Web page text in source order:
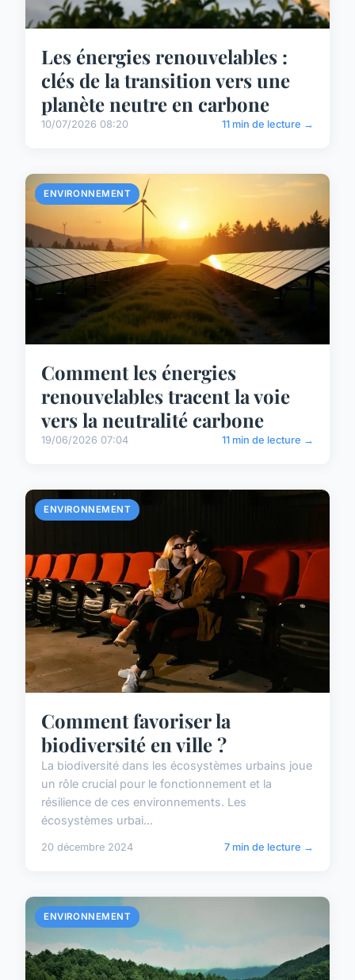
Les énergies renouvelables :
clés de la transition vers une
planète neutre en carbone
10/07/2026 08:20 11 min de lecture →
ENVIRONNEMENT
Comment les énergies
renouvelables tracent la voie
vers la neutralité carbone
19/06/2026 07:04 11 min de lecture →
ENVIRONNEMENT
Comment favoriser la
biodiversité en ville ?
La biodiversité dans les écosystèmes urbains joue
un rôle crucial pour le fonctionnement et la
résilience de ces environnements. Les
écosystèmes urbai...
20 décembre 2024 7 min de lecture →
ENVIRONNEMENT